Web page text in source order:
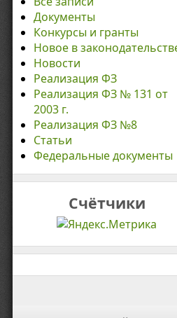
Документы
Конкурсы и гранты
Новое в
Новости
Реализация ФЗ
Реализация ФЗ № 131 от
2003 г.
Реализация ФЗ №8
Статьи
Федеральные документы
Счётчики